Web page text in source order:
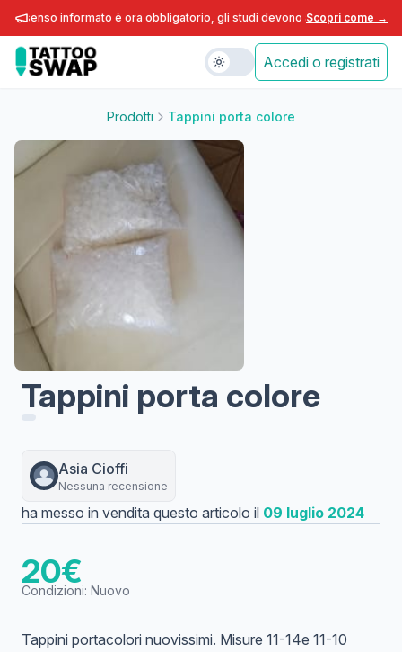
informato è ora obbligatorio, gli studi devono adeguarsi entro fine
Scopri come →
Accedi o registrati
Prodotti Tappini porta colore
Tappini porta colore
Asia Cioffi
Nessuna recensione
ha messo in vendita questo articolo il 09 luglio 2024
20€
Condizioni: Nuovo
Tappini portacolori nuovissimi. Misure 11-14e 11-10